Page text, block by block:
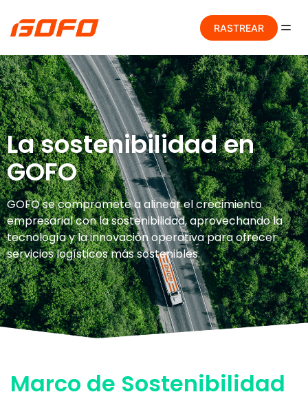
RASTREAR
La sostenibilidad en
GOFO
GOFO se compromete a alinear el crecimiento
empresarial con la sostenibilidad, aprovechando la
tecnología y la innovación operativa para ofrecer
servicios logísticos más sostenibles.
Marco de Sostenibilidad